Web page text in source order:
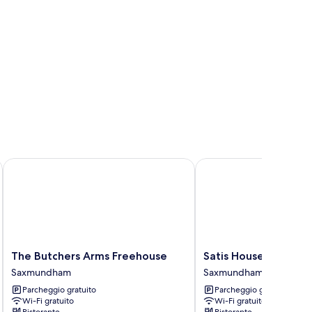
The
Butchers
Arms
Freehouse
Saxmundham
The Butchers Arms Freehouse
Saxmundham
Parcheggio gratuito
Wi-Fi gratuito
The Butchers Arms Freehouse
Satis
House
Saxmundham
Satis House
Saxmundham
Parcheggio gratuito
Wi-Fi gratuito
Satis House